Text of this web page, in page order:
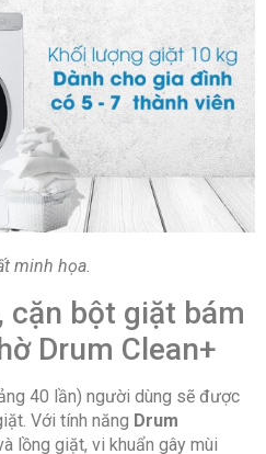
minh họa.
cặn bột giặt bám
Drum Clean+
40 lần) người dùng sẽ được
Với tính năng Drum
lồng giặt, vi khuẩn gây mùi